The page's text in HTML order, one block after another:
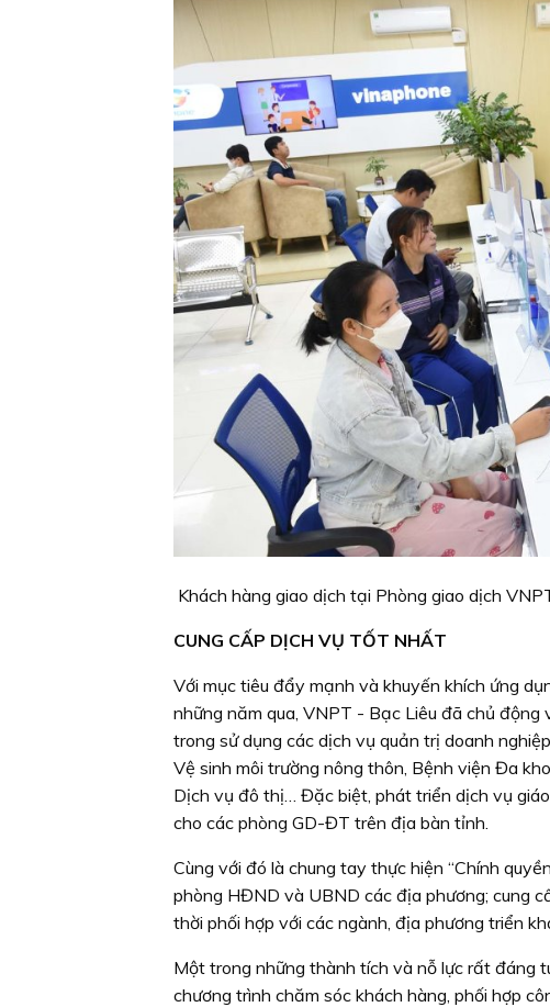
Khách hàng giao dịch tại Phòng giao dịch
CUNG CẤP DỊCH VỤ TỐT NHẤT
Với mục tiêu đẩy mạnh và khuyến khích ứng
những năm qua, VNPT - Bạc Liêu đã chủ
trong sử dụng các dịch vụ quản trị doanh
Vệ sinh môi trường nông thôn, Bệnh viện Đa
Dịch vụ đô thị… Đặc biệt, phát triển dịch vụ
cho các phòng GD-ĐT trên địa bàn tỉnh.
Cùng với đó là chung tay thực hiện “Chính
phòng HĐND và UBND các địa phương; cung
thời phối hợp với các ngành, địa phương triển
Một trong những thành tích và nỗ lực rất đáng
chương trình chăm sóc khách hàng, phối hợp